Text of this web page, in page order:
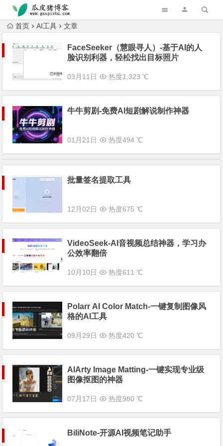
跳转到主内容
首页 AI工具 文章
FaceSeeker（慧眼寻人）-基于AI的人
脸识别利器，轻松找出目标照片
03月11日 热度1,323 ℃
牛牛剪剧-免费AI短剧解说制作神器
01月21日 热度494 ℃
批量签名提取工具
12月02日 热度675 ℃
VideoSeek-AI音视频总结神器，学习办
公效率翻倍
10月10日 热度611 ℃
Polarr AI Color Match-一键复制图像风
格的AI工具
09月29日 热度420 ℃
AIArty Image Matting-一键实现专业级
图像抠图的神器
07月17日 热度980 ℃
BiliNote-开源AI视频笔记助手